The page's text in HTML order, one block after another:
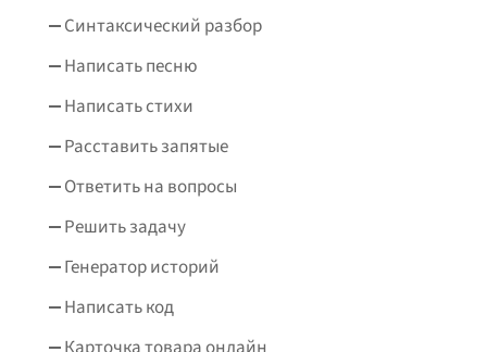
Синтаксический разбор
Написать песню
Написать стихи
Расставить запятые
Ответить на вопросы
Решить задачу
Генератор историй
Написать код